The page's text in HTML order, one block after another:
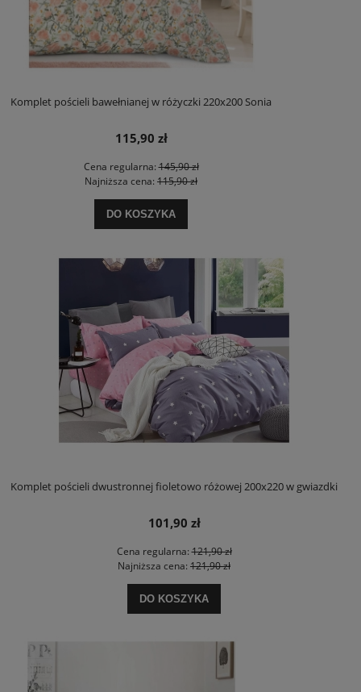
Komplet pościeli bawełnianej w różyczki 220x200 Sonia
115,90 zł
Cena regularna:145,90 zł
Najniższa cena: 115,90 zł
DO KOSZYKA
Komplet pościeli dwustronnej fioletowo różowej 200x220 w gwiazdki
101,90 zł
Cena regularna:121,90 zł
Najniższa cena: 121,90 zł
DO KOSZYKA